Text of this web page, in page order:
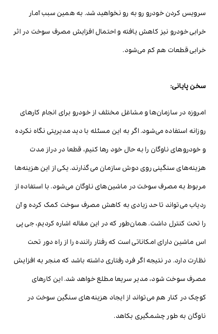
سرویس کردن خودرو رو به رو نخواهید شد. به همین سبب آمار
خرابی خودرو نیز کاهش یافته و احتمال افزایش مصرف سوخت در اثر
خرابی قطعات هم کم می‌شود.
سخن پایانی:
امروزه در سازمان‌ها و مشاغل مختلف از خودرو برای انجام کارهای
روزانه استفاده می‌شود. اگر به این مسئله با دید مدیریتی نگاه نکرده
و خودروهای ناوگان را به حال خود رها کنیم، قطعا در دراز مدت
هزینه‌های سنگینی روی دوش سازمان می‌گذارند. یکی از این هزینه‌ها
مربوط به مصرف سوخت در ماشین‌های ناوگان می‌شود. با استفاده از
ردیاب می‌تواند تا حد زیادی به کاهش مصرف سوخت کمک کرده و آن
را تحت کنترل داشت. همان‌طور که در این مقاله اشاره کردیم، جی پی
اس ماشین دارای امکاناتی است که رفتار راننده را از راه دور تحت
نظارت دارد. در نتیجه اگر فرد رفتاری داشته باشد که منجر به افزایش
مصرف سوخت شود، مدیر سریعا مطلع خواهد شد. این کارهای
کوچک در کنار هم می‌تواند از ایجاد هزینه‌های سنگین سوخت در
ناوگان به طور چشمگیری بکاهد.